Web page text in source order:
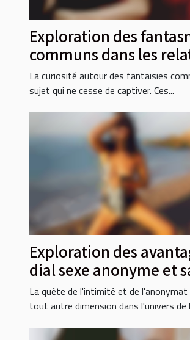
Exploration des
communs dans les
modernes
La curiosité autour des fantaisies
sujet qui ne cesse de captiver. Ces...
Exploration des
dial sexe anonyme et
carte bancaire
La quête de l'intimité et de l'anonymat
tout autre dimension dans l'univers de